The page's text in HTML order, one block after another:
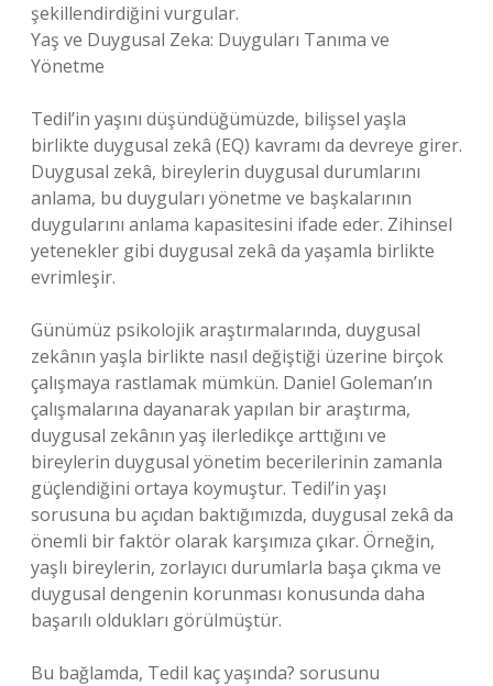
şekillendirdiğini vurgular.
Yaş ve Duygusal Zeka: Duyguları Tanıma ve
Yönetme
Tedil’in yaşını düşündüğümüzde, bilişsel yaşla
birlikte duygusal zekâ (EQ) kavramı da devreye girer.
Duygusal zekâ, bireylerin duygusal durumlarını
anlama, bu duyguları yönetme ve başkalarının
duygularını anlama kapasitesini ifade eder. Zihinsel
yetenekler gibi duygusal zekâ da yaşamla birlikte
evrimleşir.
Günümüz psikolojik araştırmalarında, duygusal
zekânın yaşla birlikte nasıl değiştiği üzerine birçok
çalışmaya rastlamak mümkün. Daniel Goleman’ın
çalışmalarına dayanarak yapılan bir araştırma,
duygusal zekânın yaş ilerledikçe arttığını ve
bireylerin duygusal yönetim becerilerinin zamanla
güçlendiğini ortaya koymuştur. Tedil’in yaşı
sorusuna bu açıdan baktığımızda, duygusal zekâ da
önemli bir faktör olarak karşımıza çıkar. Örneğin,
yaşlı bireylerin, zorlayıcı durumlarla başa çıkma ve
duygusal dengenin korunması konusunda daha
başarılı oldukları görülmüştür.
Bu bağlamda, Tedil kaç yaşında? sorusunu